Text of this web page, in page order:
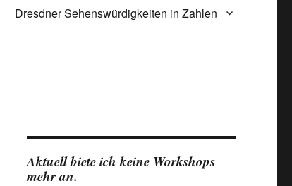
Dresdner Sehenswürdigkeiten in Zahlen
Aktuell biete ich keine Workshops
mehr an.